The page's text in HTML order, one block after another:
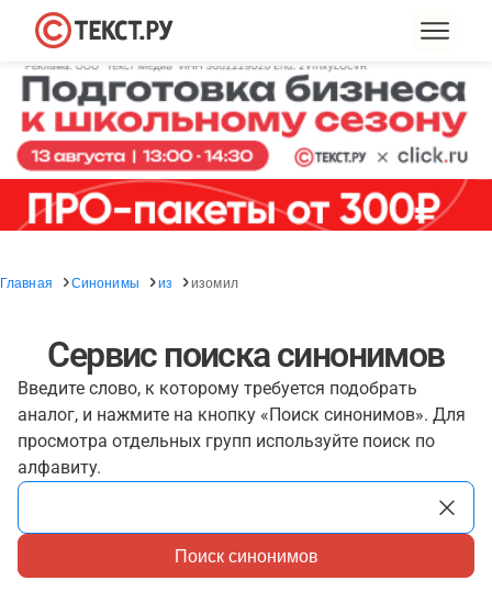
Главная Синонимы из изомил
Сервис поиска синонимов
Введите слово, к которому требуется подобрать
аналог, и нажмите на кнопку «Поиск синонимов». Для
просмотра отдельных групп используйте поиск по
алфавиту.
Поиск синонимов